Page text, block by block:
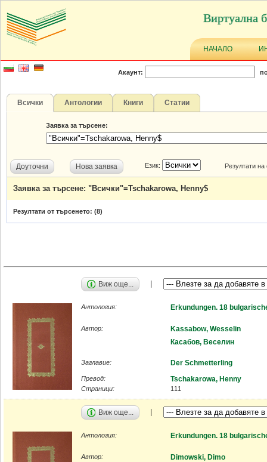
Виртуална
НАЧАЛО
Акаунт:
Всички Антологии Книги Статии
Заявка за търсене:
Доуточни Нова заявка Език: Резултати
Заявка за търсене: "Всички"=Tschakarowa, Henny$
Резултати от търсенето: (8)
Виж още...
Антология: Erkundungen. 18
Автор:
Kassabow, Wesselin
Касабов, Веселин
Заглавие: Der Schmetterling
Превод: Tschakarowa, Henny
Страници: 111
Виж още...
Антология: Erkundungen. 18
Автор:
Dimowski, Dimo